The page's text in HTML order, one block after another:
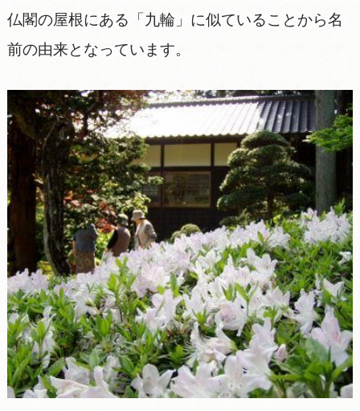
仏閣の屋根にある「九輪」に似ていることから名
前の由来となっています。